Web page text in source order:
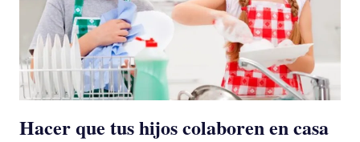
Hacer que tus hijos colaboren en casa